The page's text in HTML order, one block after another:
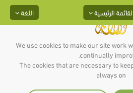
We use cookies to make our site work
continually
The cookies that are necessary to
always on
اللغة الرئيسية